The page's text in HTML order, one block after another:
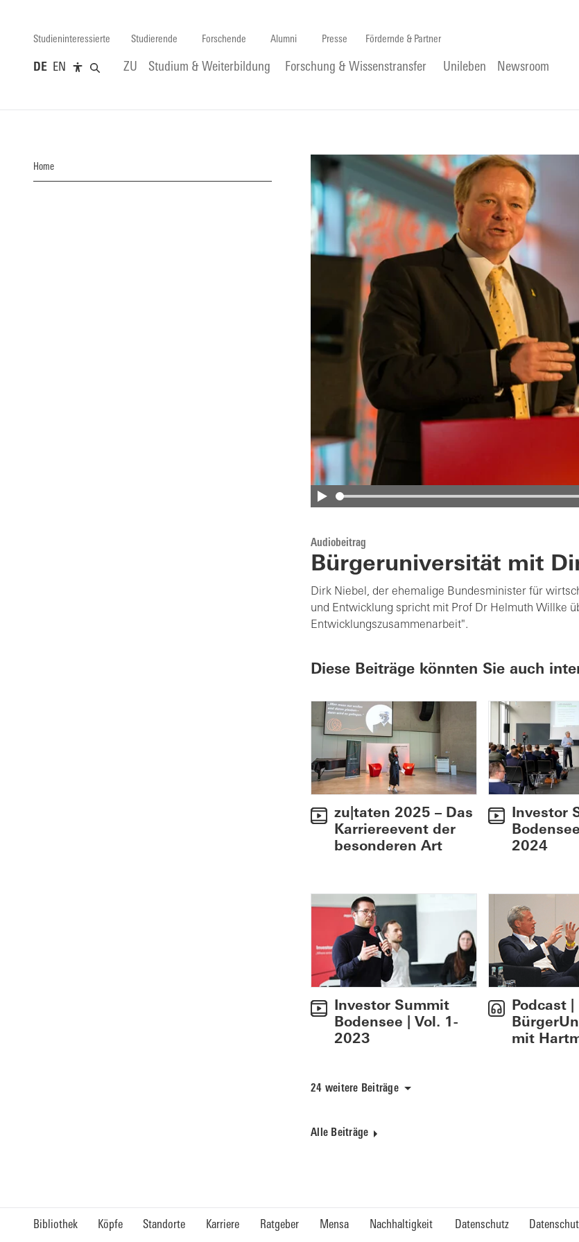
Studieninteressierte Studierende Forschende Alumni Presse Fördernde & Partner
DE EN ZU Studium & Weiterbildung Forschung & Wissenstransfer Unileben Newsroom
Home
Audiobeitrag
Bürgeruniversität mit
Dirk Niebel, der ehemalige Bundesminister für
und Entwicklung spricht mit Prof Dr Helmuth Willke
Entwicklungszusammenarbeit".
Diese Beiträge könnten Sie auch
zu|taten 2025 – Das
Karriereevent der
besonderen Art
Investor
2024
Investor Summit
Bodensee | Vol. 1-
2023
Podcast |
mit
24 weitere Beiträge
Alle Beiträge
Bibliothek Köpfe Standorte Karriere Ratgeber Mensa Nachhaltigkeit Datenschutz